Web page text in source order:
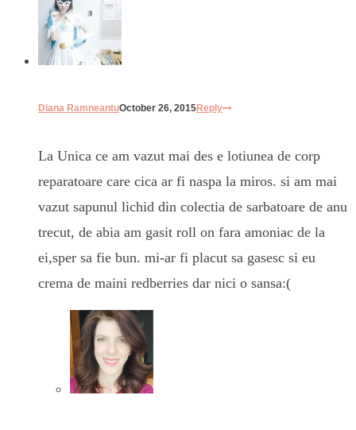
Diana RamneantuOctober 26, 2015Reply
La Unica ce am vazut mai des e lotiunea de corp
reparatoare care cica ar fi naspa la miros. si am mai
vazut sapunul lichid din colectia de sarbatoare de anu
trecut, de abia am gasit roll on fara amoniac de la
ei,sper sa fie bun. mi-ar fi placut sa gasesc si eu
crema de maini redberries dar nici o sansa:(